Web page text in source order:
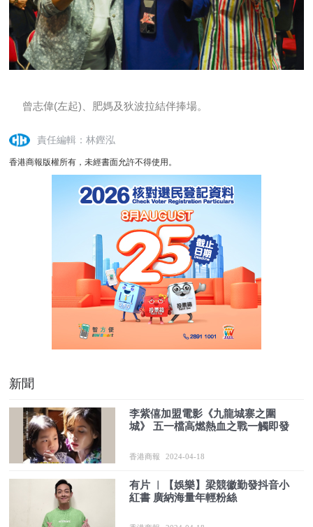
曾志偉(左起)、肥媽及狄波拉結伴捧場。
責任編輯：林鏗泓
香港商報版權所有，未經書面允許不得使用。
新聞
李紫僖加盟電影《九龍城寨之圍
城》 五一檔高燃熱血之戰一觸即發
香港商報 2024-04-18
有片 ︳【娛樂】梁競徽勤發抖音小
紅書 廣納海量年輕粉絲